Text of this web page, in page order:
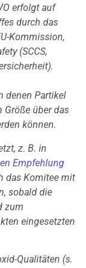
erfolgt auf
durch das
Kommission,
(SCCS,
denen Partikel
Größe über das
können.
z. B. in
Empfehlung
das Komitee mit
sobald die
zum
eingesetzten
Qualitäten (s.